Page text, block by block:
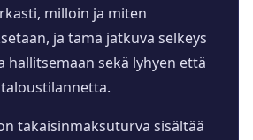
milloin ja miten
ja tämä jatkuva selkeys
hallitsemaan sekä lyhyen että
takaisinmaksuturva sisältää